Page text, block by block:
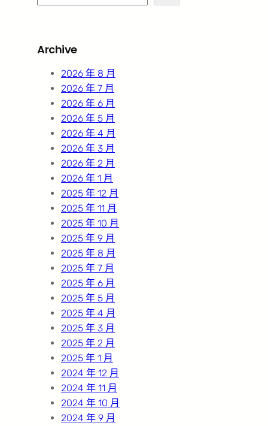
e
c
Archive
2026 年 8 月
2026 年 7 月
2026 年 6 月
2026 年 5 月
2026 年 4 月
2026 年 3 月
2026 年 2 月
2026 年 1 月
2025 年 12 月
2025 年 11 月
2025 年 10 月
2025 年 9 月
2025 年 8 月
2025 年 7 月
2025 年 6 月
2025 年 5 月
2025 年 4 月
2025 年 3 月
2025 年 2 月
2025 年 1 月
2024 年 12 月
2024 年 11 月
2024 年 10 月
2024 年 9 月